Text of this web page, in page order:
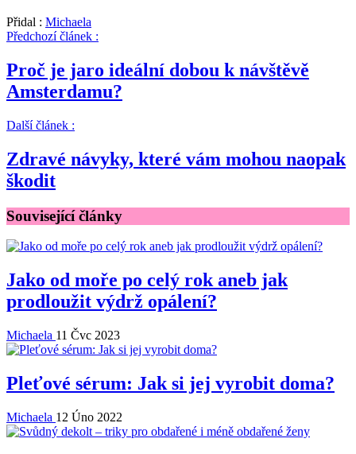
Přidal : Michaela
Předchozí článek :
Proč je jaro ideální dobou k návštěvě
Amsterdamu?
Další článek :
Zdravé návyky, které vám mohou naopak
škodit
Související články
Jako od moře po celý rok aneb jak
prodloužit výdrž opálení?
Michaela 11 Čvc 2023
Pleťové sérum: Jak si jej vyrobit doma?
Michaela 12 Úno 2022